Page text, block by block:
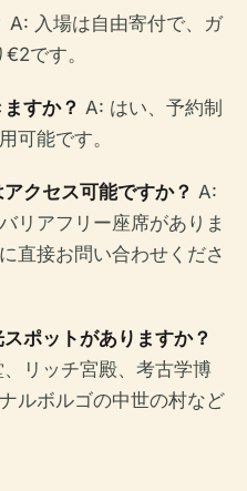
A: 入場は自由寄付で、ガ
です。
すか？ A: はい、予約制
可能です。
クセス可能ですか？ A:
リアフリー座席がありま
直接お問い合わせくださ
ポットがありますか？
リッチ宮殿、考古学博
ルボルゴの中世の村など